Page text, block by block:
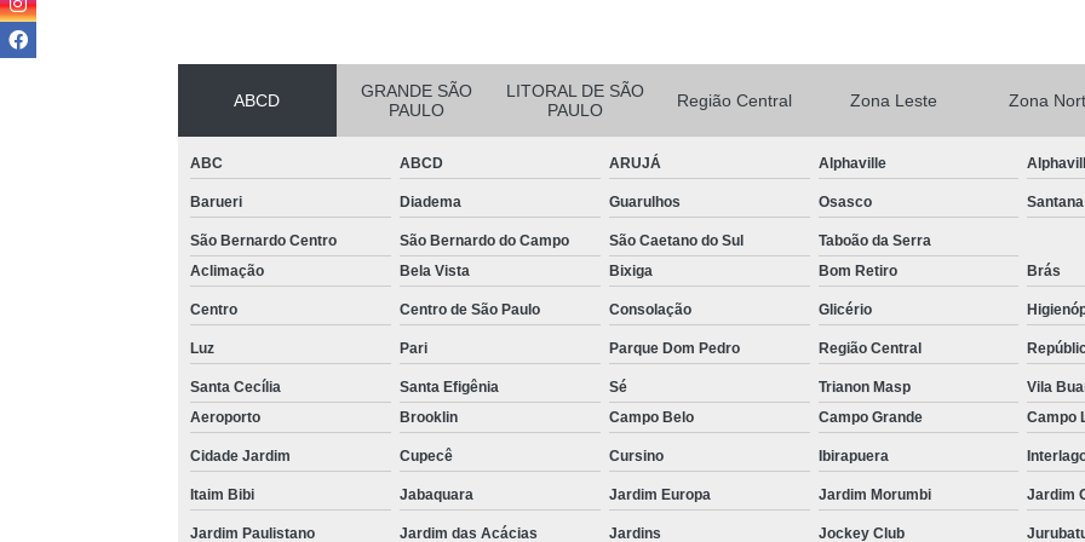
Manutenção em Equipamentos de Academia
Manutenção Equipamentos de Academia
Serviço de
Completa Multi Estação W4
Multi Estação Academia
Multi Estação Funcional
Multi Estação Musculação Multi
Multi Estação para Musculação
Multi Estação Performer Multi
Venda de Equipamentos e Acessórios para Academia
Venda
Venda de Equipamentos para Academia Grande
Venda de
Venda de Equipamentos para Academia Profissional
Venda Equipamentos para Academia de Condomínios
ABCD
GRANDE SÃO
PAULO
LITORAL DE SÃO
PAULO
Região Central Zona Leste Zona
ABC ABCD ARUJÁ Alphaville
Barueri Diadema Guarulhos Osasco
São Bernardo Centro São Bernardo do Campo São Caetano do Sul
Taboão da Serra
Aclimação
Bela Vista Bixiga Bom Retiro Brás
Centro Centro de São Paulo Consolação Glicério
Luz Pari Parque Dom Pedro Região Central
Santa Cecília Santa Efigênia Sé Trianon Masp
Vila
Aeroporto
Brooklin Campo Belo Campo Grande Campo
Cidade Jardim Cupecê Cursino Ibirapuera
Itaim Bibi Jabaquara Jardim Europa Jardim Morumbi Jardim
Jardim Paulistano Jardim das Acácias Jardins Jockey Club